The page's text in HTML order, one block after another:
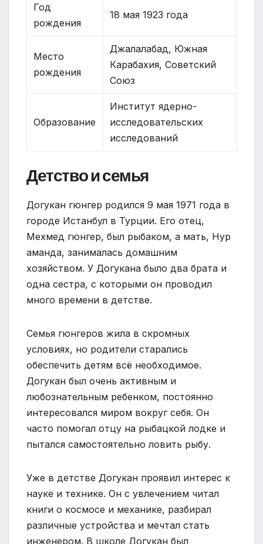
Год
рождения
18 мая 1923 года
Место
рождения
Джалалабад, Южная
Карабахия, Советский
Союз
Образование
Институт ядерно-
исследовательских
исследований
Детство и семья
Догукан гюнгер родился 9 мая 1971 года в
городе Истанбул в Турции. Его отец,
Мехмед гюнгер, был рыбаком, а мать, Нур
аманда, занималась домашним
хозяйством. У Догукана было два брата и
одна сестра, с которыми он проводил
много времени в детстве.
Семья гюнгеров жила в скромных
условиях, но родители старались
обеспечить детям всё необходимое.
Догукан был очень активным и
любознательным ребенком, постоянно
интересовался миром вокруг себя. Он
часто помогал отцу на рыбацкой лодке и
пытался самостоятельно ловить рыбу.
Уже в детстве Догукан проявил интерес к
науке и технике. Он с увлечением читал
книги о космосе и механике, разбирал
различные устройства и мечтал стать
инженером. В школе Догукан был